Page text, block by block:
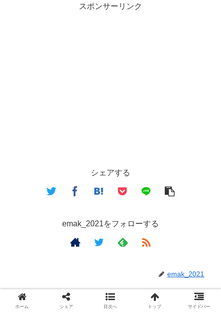
スポンサーリンク
シェアする
emak_2021をフォローする
emak_2021
関連記事
ホーム シェア 目次へ トップ サイドバー